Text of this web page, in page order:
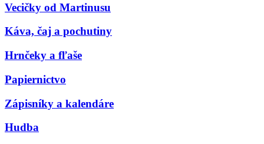
Vecičky od Martinusu
Káva, čaj a pochutiny
Hrnčeky a fľaše
Papiernictvo
Zápisníky a kalendáre
Hudba